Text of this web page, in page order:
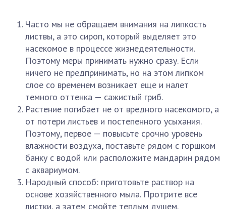
Часто мы не обращаем внимания на липкость
листвы, а это сироп, который выделяет это
насекомое в процессе жизнедеятельности.
Поэтому меры принимать нужно сразу. Если
ничего не предпринимать, но на этом липком
слое со временем возникает еще и налет
темного оттенка — сажистый гриб.
Растение погибает не от вредного насекомого, а
от потери листьев и постепенного усыхания.
Поэтому, первое — повысьте срочно уровень
влажности воздуха, поставьте рядом с горшком
банку с водой или расположите мандарин рядом
с аквариумом.
Народный способ: приготовьте раствор на
основе хозяйственного мыла. Протрите все
листки, а затем смойте теплым душем.